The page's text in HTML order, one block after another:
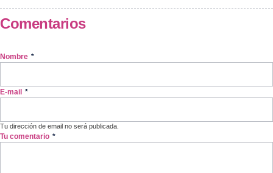
Comentarios
Nombre *
E-mail *
Tu dirección de email no será publicada.
Tu comentario *